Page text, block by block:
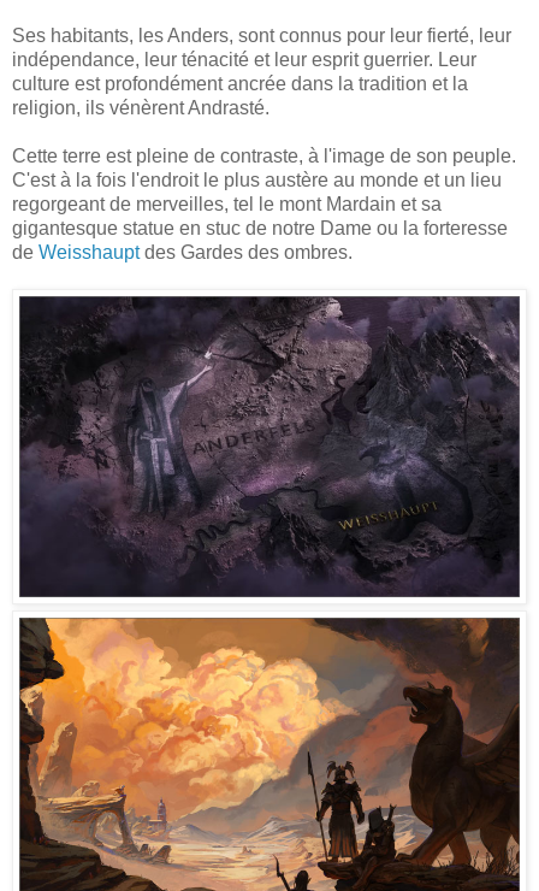
Ses habitants, les Anders, sont connus pour leur fierté, leur
indépendance, leur ténacité et leur esprit guerrier. Leur
culture est profondément ancrée dans la tradition et la
religion, ils vénèrent Andrasté.
Cette terre est pleine de contraste, à l'image de son peuple.
C'est à la fois l'endroit le plus austère au monde et un lieu
regorgeant de merveilles, tel le mont Mardain et sa
gigantesque statue en stuc de notre Dame ou la forteresse
de Weisshauptdes Gardes des ombres.